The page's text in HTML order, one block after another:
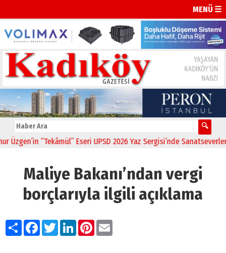
MENÜ ☰
Eseri UPSD 2026 Yaz Sergisi’nde Sanatseverlerle Buluştu
Maliye Bakanı’ndan vergi
borçlarıyla ilgili açıklama
PaylaşFacebook
TwitterLinkedIn
Pinterest
Email